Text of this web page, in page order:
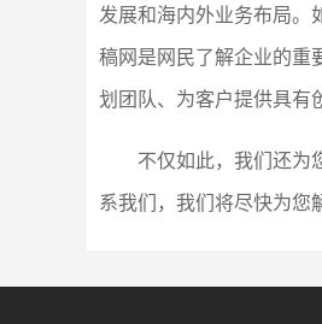
发展和海内外业务布局。
稿网是网民了解企业的重
划团队、为客户提供具有
不仅如此，我们还为
系我们，我们将尽快为您